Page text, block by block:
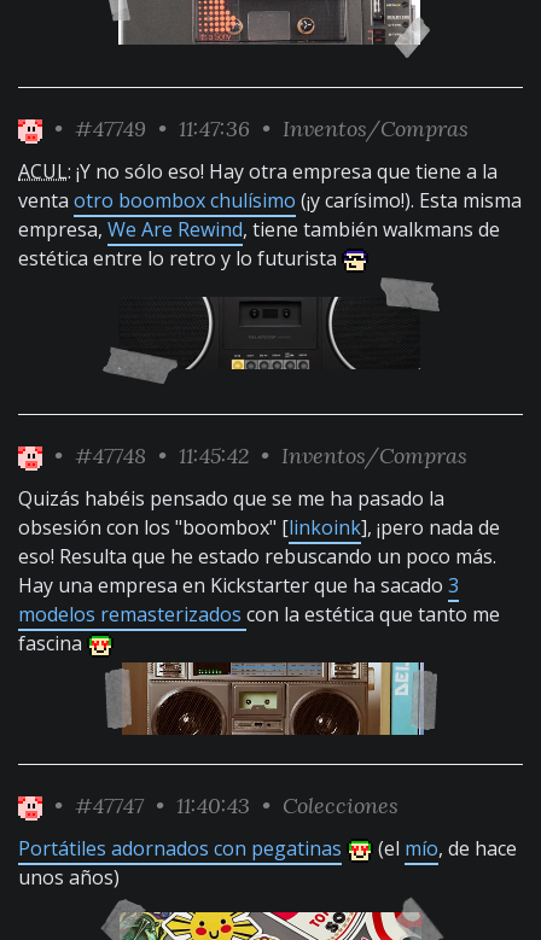
• #47749 • 11:47:36 • Inventos/Compras
ACUL: ¡Y no sólo eso! Hay otra empresa que tiene a la
venta otro boombox chulísimo (¡y carísimo!). Esta misma
empresa, We Are Rewind, tiene también walkmans de
estética entre lo retro y lo futurista
• #47748 • 11:45:42 • Inventos/Compras
Quizás habéis pensado que se me ha pasado la
obsesión con los "boombox" [linkoink], ¡pero nada de
eso! Resulta que he estado rebuscando un poco más.
Hay una empresa en Kickstarter que ha sacado 3
modelos remasterizados con la estética que tanto me
fascina
• #47747 • 11:40:43 • Colecciones
Portátiles adornados con pegatinas (el mío, de hace
unos años)